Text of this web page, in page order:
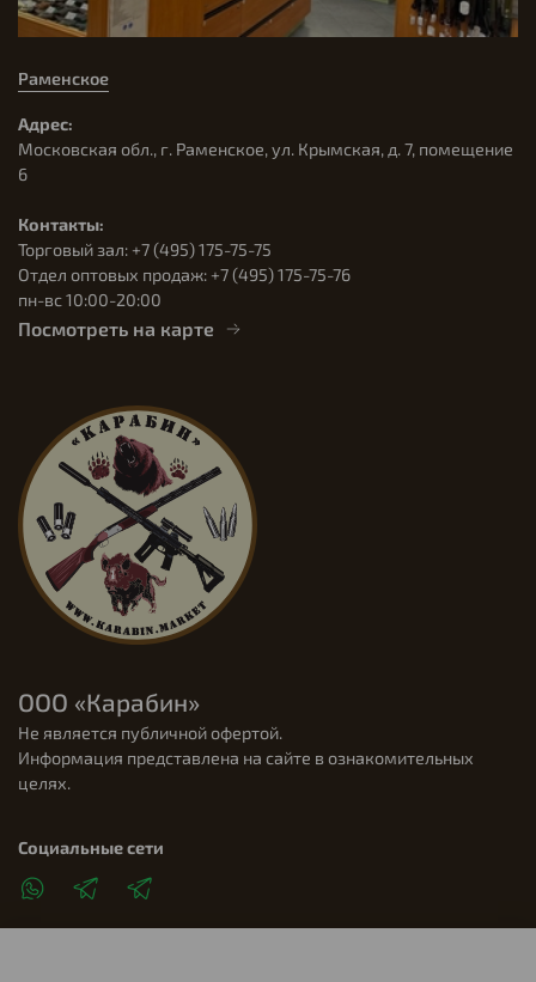
Раменское
Адрес:
Московская обл., г. Раменское, ул. Крымская, д. 7, помещение
6
Контакты:
Торговый зал: +7 (495) 175-75-75
Отдел оптовых продаж: +7 (495) 175-75-76
пн-вс 10:00-20:00
Посмотреть на карте
ООО «Карабин»
Не является публичной офертой.
Информация представлена на сайте в ознакомительных
целях.
Социальные сети